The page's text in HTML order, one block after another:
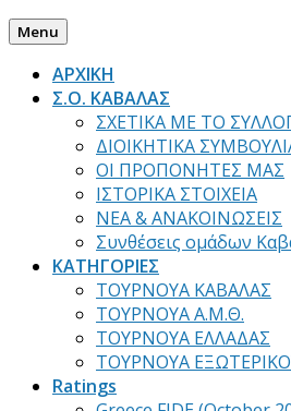
Menu
ΑΡΧΙΚΗ
Σ.Ο. ΚΑΒΑΛΑΣ
ΣΧΕΤΙΚΑ ΜΕ ΤΟ
ΔΙΟΙΚΗΤΙΚΑ
ΟΙ ΠΡΟΠΟΝΗΤΕΣ ΜΑΣ
ΙΣΤΟΡΙΚΑ ΣΤΟΙΧΕΙΑ
ΝΕΑ & ΑΝΑΚΟΙΝΩΣΕΙΣ
Συνθέσεις ομάδων
ΚΑΤΗΓΟΡΙΕΣ
ΤΟΥΡΝΟΥΑ ΚΑΒΑΛΑΣ
ΤΟΥΡΝΟΥΑ Α.Μ.Θ.
ΤΟΥΡΝΟΥΑ ΕΛΛΑΔΑΣ
ΤΟΥΡΝΟΥΑ
Ratings